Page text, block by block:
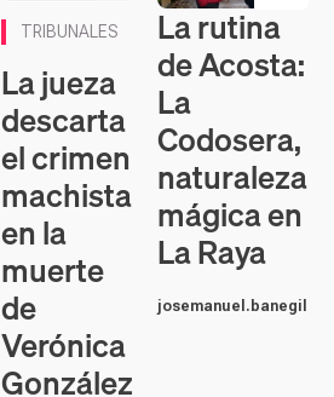
TRIBUNALES
La jueza
descarta
el crimen
machista
en la
muerte
de
Verónica
González
Contenido en vídeo
La rutina
de Acosta:
La
Codosera,
naturaleza
mágica en
La Raya
josemanuel.banegil